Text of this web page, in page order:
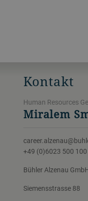
Kontakt
Human Resources
Miralem
+49 (0)6023 500 100
Bühler Alzenau
Siemensstrasse 88